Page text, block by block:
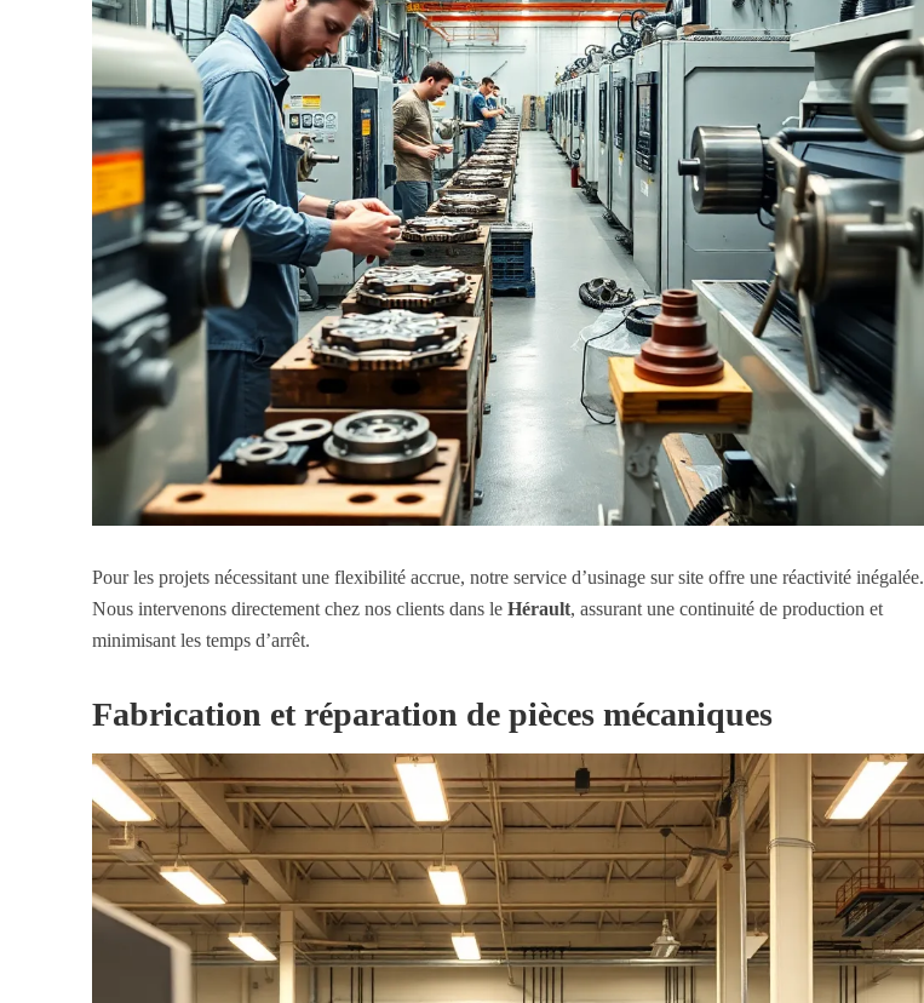
Pour les projets nécessitant une flexibilité accrue, notre service d’usinage sur site offre une réactivité inégalée.
Nous intervenons directement chez nos clients dans le Hérault, assurant une continuité de production et
minimisant les temps d’arrêt.
Fabrication et réparation de pièces mécaniques